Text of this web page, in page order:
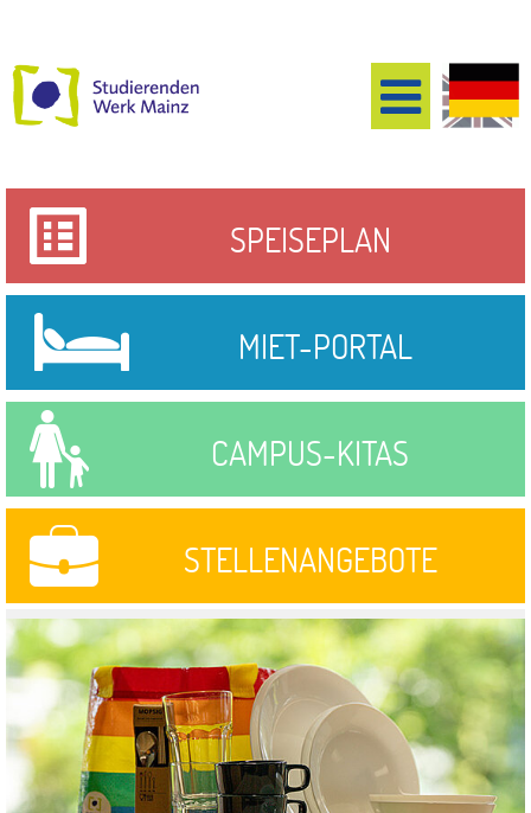
SPEISEPLAN
MIET-PORTAL
CAMPUS-KITAS
STELLENANGEBOTE